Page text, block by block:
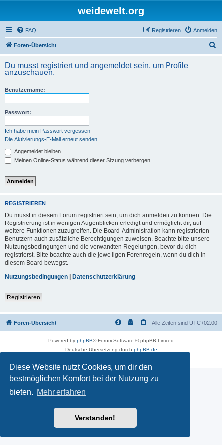
Diese Website nutzt Cookies, um dir den
bestmöglichen Komfort bei der Nutzung zu
bieten. Mehr erfahren
Verstanden!
weidewelt.org
FAQ Anmelden
Registrieren
Foren-Übersicht
h
Du musst registriert und angemeldet sein, um Profile
anzuschauen.
Benutzername:
Passwort:
Ich habe mein Passwort vergessen
Die Aktivierungs-E-Mail erneut senden
Angemeldet bleiben
Meinen Online-Status während dieser Sitzung verbergen
REGISTRIEREN
Du musst in diesem Forum registriert sein, um dich anmelden zu können. Die
Registrierung ist in wenigen Augenblicken erledigt und ermöglicht dir, auf
weitere Funktionen zuzugreifen. Die Board-Administration kann registrierten
Benutzern auch zusätzliche Berechtigungen zuweisen. Beachte bitte unsere
Nutzungsbedingungen und die verwandten Regelungen, bevor du dich
registrierst. Bitte beachte auch die jeweiligen Forenregeln, wenn du dich in
diesem Board bewegst.
Nutzungsbedingungen | Datenschutzerklärung
Registrieren
Foren-Übersicht Alle Zeiten sind UTC+02:00
Powered by phpBB® Forum Software © phpBB Limited
Deutsche Übersetzung durch phpBB.de